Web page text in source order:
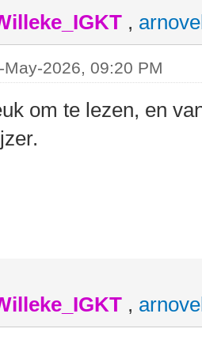
,
May-2026, 09:20 PM
om te lezen, en
,